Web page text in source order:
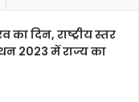
भनक लगते ही
का दिन, राष्ट्रीय स्तर
2023 में राज्य का